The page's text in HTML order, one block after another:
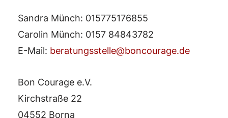
Sandra Münch: 015775176855
Carolin Münch: 0157 84843782
E-Mail: beratungsstelle@boncourage.de
Bon Courage e.V.
Kirchstraße 22
04552 Borna